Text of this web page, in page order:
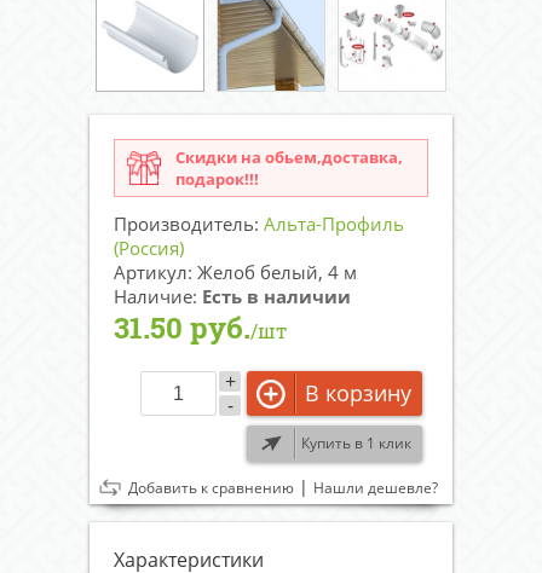
Скидки на обьем,доставка,
подарок!!!
Производитель: Альта-Профиль
(Россия)
Артикул: Желоб белый, 4 м
Наличие: Есть в наличии
31.50 руб./шт
-
+ В корзину
Купить в 1 клик
Добавить к сравнению | Нашли дешевле?
Характеристики